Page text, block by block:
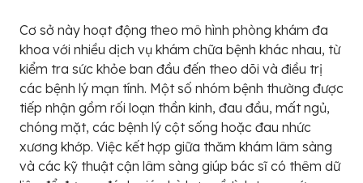
Cơ sở này hoạt động theo mô hình phòng khám đa
khoa với nhiều dịch vụ khám chữa bệnh khác nhau, từ
kiểm tra sức khỏe ban đầu đến theo dõi và điều trị
các bệnh lý mạn tính. Một số nhóm bệnh thường được
tiếp nhận gồm rối loạn thần kinh, đau đầu, mất ngủ,
chóng mặt, các bệnh lý cột sống hoặc đau nhức
xương khớp. Việc kết hợp giữa thăm khám lâm sàng
và các kỹ thuật cận lâm sàng giúp bác sĩ có thêm dữ